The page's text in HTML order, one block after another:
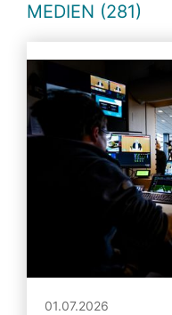
MEDIEN (281)
01.07.2026